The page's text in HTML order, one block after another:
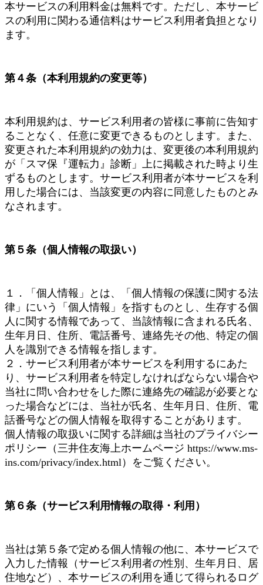
本サービスの利用料金は無料です。ただし、本サービ
スの利用に関わる通信料はサービス利用者負担となり
ます。
第４条（本利用規約の変更等）
本利用規約は、サービス利用者の皆様に事前に告知す
ることなく、任意に変更できるものとします。また、
変更された本利用規約の効力は、変更後の本利用規約
が「スマ保『運転力』診断」上に掲載された時より生
ずるものとします。サービス利用者が本サービスを利
用した場合には、当該変更の内容に同意したものとみ
なされます。
第５条（個人情報の取扱い）
１．「個人情報」とは、「個人情報の保護に関する法
律」にいう「個人情報」を指すものとし、生存する個
人に関する情報であって、当該情報に含まれる氏名、
生年月日、住所、電話番号、連絡先その他、特定の個
人を識別できる情報を指します。
２．サービス利用者が本サービスを利用するにあた
り、サービス利用者を特定しなければならない場合や
当社に問い合わせをした際に連絡先の確認が必要とな
った場合などには、当社が氏名、生年月日、住所、電
話番号などの個人情報を取得することがあります。
個人情報の取扱いに関する詳細は当社のプライバシー
ポリシー（三井住友海上ホームページ https://www.ms-
ins.com/privacy/index.html）をご覧ください。
第６条（サービス利用情報の取得・利用）
当社は第５条で定める個人情報の他に、本サービスで
入力した情報（サービス利用者の性別、生年月日、居
住地など）、本サービスの利用を通じて得られるログ